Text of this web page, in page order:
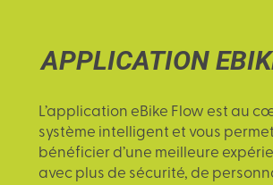
APPLICATION
L’application eBike Flow est au
système intelligent et vous
bénéficier d’une meilleure
avec plus de sécurité, de